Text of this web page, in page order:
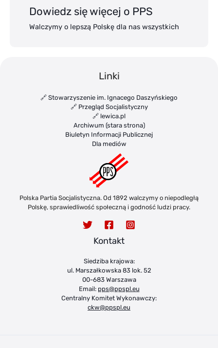
Dowiedz się więcej o PPS
Walczymy o lepszą Polskę dla nas wszystkich
Linki
🔗 Stowarzyszenie im. Ignacego Daszyńskiego
🔗 Przegląd Socjalistyczny
🔗 lewica.pl
Archiwum (stara strona)
Biuletyn Informacji Publicznej
Dla mediów
Polska Partia Socjalistyczna. Od 1892 walczymy o niepodległą
Polskę, sprawiedliwość społeczną i godność ludzi pracy.
Kontakt
Siedziba krajowa:
ul. Marszałkowska 83 lok. 52
00-683 Warszawa
Email: pps@ppspl.eu
Centralny Komitet Wykonawczy:
ckw@ppspl.eu